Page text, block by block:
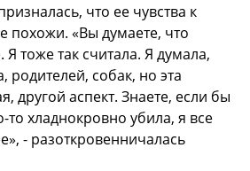
что ее чувства к
похожи. «Вы думаете, что
тоже так считала. Я думала,
собак, но эта
другой аспект. Знаете, если бы
хладнокровно убила, я все
- разоткровенничалась